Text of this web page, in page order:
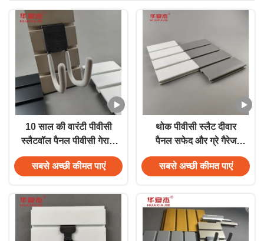
10 साल की वारंटी पीवीसी
स्लैटवॉल पैनल पीवीसी गेराज
दीवार संगठन उत्कृष्ट नमी
प्रतिरोध
सबसे अच्छी कीमत पाएं
थोक पीवीसी स्लैट दीवार
पैनल सफेद और ग्रे गैरेज
पैनल जलरोधक दीवार सजावट
सबसे अच्छी कीमत पाएं